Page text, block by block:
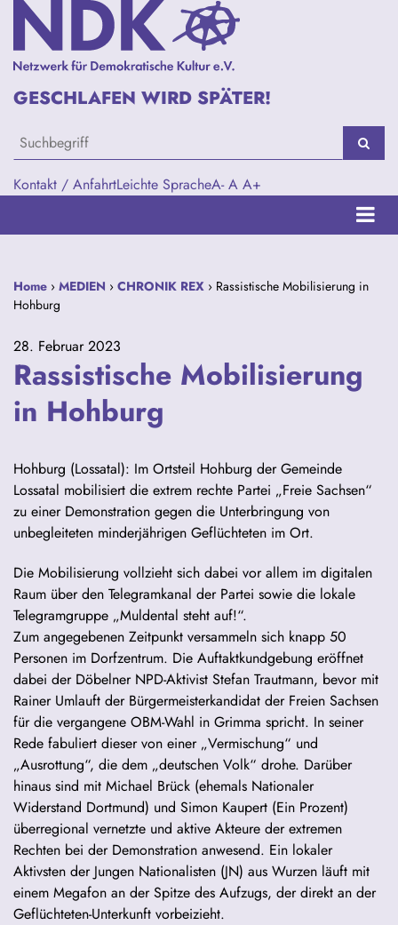
Kontakt / AnfahrtLeichte SpracheA- A A+
GESCHLAFEN WIRD SPÄTER!
Home › MEDIEN › CHRONIK REX › Rassistische Mobilisierung in
Hohburg
28. Februar 2023
Rassistische Mobilisierung
in Hohburg
Hohburg (Lossatal): Im Ortsteil Hohburg der Gemeinde
Lossatal mobilisiert die extrem rechte Partei „Freie Sachsen“
zu einer Demonstration gegen die Unterbringung von
unbegleiteten minderjährigen Geflüchteten im Ort.
Die Mobilisierung vollzieht sich dabei vor allem im digitalen
Raum über den Telegramkanal der Partei sowie die lokale
Telegramgruppe „Muldental steht auf!“.
Zum angegebenen Zeitpunkt versammeln sich knapp 50
Personen im Dorfzentrum. Die Auftaktkundgebung eröffnet
dabei der Döbelner NPD-Aktivist Stefan Trautmann, bevor mit
Rainer Umlauft der Bürgermeisterkandidat der Freien Sachsen
für die vergangene OBM-Wahl in Grimma spricht. In seiner
Rede fabuliert dieser von einer „Vermischung“ und
„Ausrottung“, die dem „deutschen Volk“ drohe. Darüber
hinaus sind mit Michael Brück (ehemals Nationaler
Widerstand Dortmund) und Simon Kaupert (Ein Prozent)
überregional vernetzte und aktive Akteure der extremen
Rechten bei der Demonstration anwesend. Ein lokaler
Aktivsten der Jungen Nationalisten (JN) aus Wurzen läuft mit
einem Megafon an der Spitze des Aufzugs, der direkt an der
Geflüchteten-Unterkunft vorbeizieht.